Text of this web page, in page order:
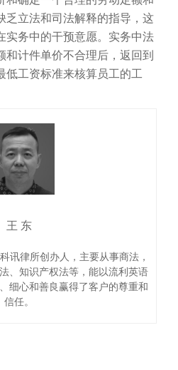
乏立法和司法解释的指导，这
实务中的干预意愿。实务中法
和计件单价不合理后，返回到
低工资标准来核算员工的工
王 东
讯律所创办人，主要从事商法，
、知识产权法等，能以流利英语
细心和善良赢得了客户的尊重和
信任。